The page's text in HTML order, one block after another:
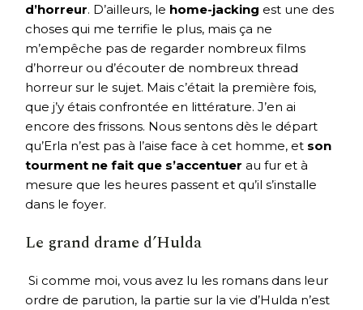
d’horreur. D’ailleurs, le home-jacking est une des
choses qui me terrifie le plus, mais ça ne
m’empêche pas de regarder nombreux films
d’horreur ou d’écouter de nombreux thread
horreur sur le sujet. Mais c’était la première fois,
que j’y étais confrontée en littérature. J’en ai
encore des frissons. Nous sentons dès le départ
qu’Erla n’est pas à l’aise face à cet homme, et son
tourment ne fait que s’accentuer au fur et à
mesure que les heures passent et qu’il s’installe
dans le foyer.
Le grand drame d’Hulda
Si comme moi, vous avez lu les romans dans leur
ordre de parution, la partie sur la vie d’Hulda n’est